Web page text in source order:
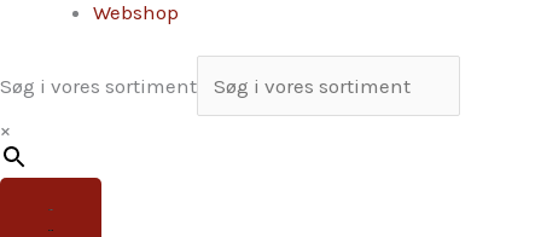
Webshop
Søg i vores sortiment
×